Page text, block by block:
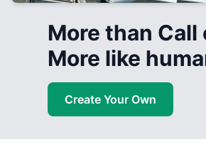
More than Call
More like
Create Your Own